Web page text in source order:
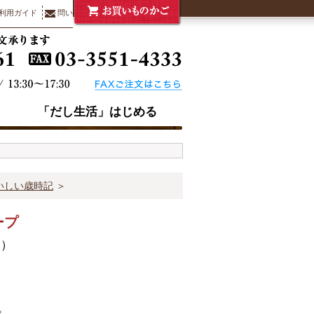
用ガイド 問い合わせ
「だし生活」はじめる
しい歳時記 ＞
プ